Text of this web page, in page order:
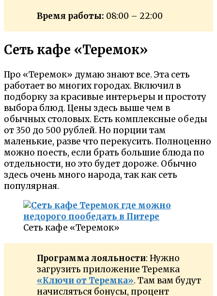
Время работы: 08:00 – 22:00
Сеть кафе «Теремок»
Про «Теремок» думаю знают все. Эта сеть
работает во многих городах. Включил в
подборку за красивые интерьеры и простоту
выбора блюд. Цены здесь выше чем в
обычных столовых. Есть комплексные обеды
от 350 до 500 рублей. Но порции там
маленькие, разве что перекусить. Полноценно
можно поесть, если брать большие блюда по
отдельности, но это будет дороже. Обычно
здесь очень много народа, так как сеть
популярная.
Сеть кафе «Теремок»
Программа лояльности: Нужно
загрузить приложение Теремка
«Ключи от Теремка». Там вам будут
начисляться бонусы, процент